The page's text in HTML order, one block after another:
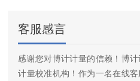
客服感言
感谢您对博计计量的信赖！博
计量校准机构！作为一名在线